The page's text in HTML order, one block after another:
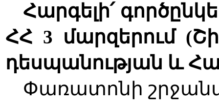
Հարգելի՛
ՀՀ 3 մարզերում
դեսպանության և
Փառատոնի